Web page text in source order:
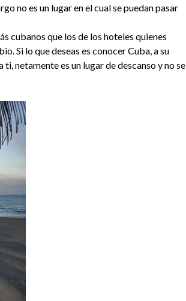
no es un lugar en el cual se puedan pasar
cubanos que los de los hoteles quienes
Si lo que deseas es conocer Cuba, a su
netamente es un lugar de descanso y no se